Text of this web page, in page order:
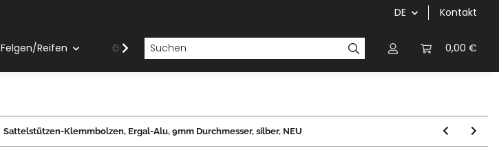
DE Kontakt
0,00 €
Felgen/Reifen Gabeln Kettenblätter/Kassetten Kurbeln/
Sattelstützen-Klemmbolzen, Ergal-Alu, 9mm Durchmesser, silber, NEU